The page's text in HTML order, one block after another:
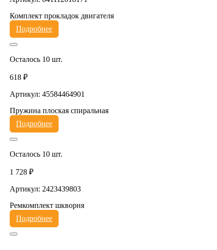
Комплект прокладок двигателя
Подробнее
Осталось 10 шт.
618 ₽
Артикул: 45584464901
Пружина плоская спиральная
Подробнее
Осталось 10 шт.
1 728 ₽
Артикул: 2423439803
Ремкомплект шкворня
Подробнее